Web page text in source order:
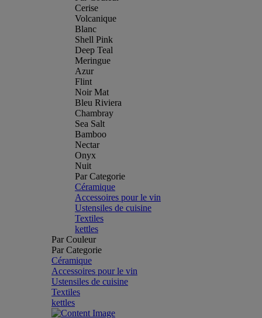
Cerise
Volcanique
Blanc
Shell Pink
Deep Teal
Meringue
Azur
Flint
Noir Mat
Bleu Riviera
Chambray
Sea Salt
Bamboo
Nectar
Onyx
Nuit
Par Categorie
Céramique
Accessoires pour le vin
Ustensiles de cuisine
Textiles
kettles
Par Couleur
Par Categorie
Céramique
Accessoires pour le vin
Ustensiles de cuisine
Textiles
kettles